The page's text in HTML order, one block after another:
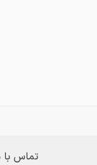
تماس با